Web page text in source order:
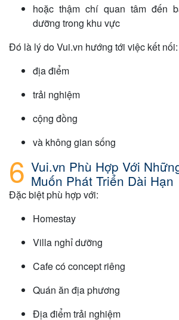
hoặc thậm chí quan tâm đến
dưỡng trong khu vực
Đó là lý do Vui.vn hướng tới việc kết nối:
địa điểm
trải nghiệm
cộng đồng
và không gian sống
Vui.vn Phù Hợp Với
Muốn Phát Triển Dài Hạn
Đặc biệt phù hợp với:
Homestay
Villa nghỉ dưỡng
Cafe có concept riêng
Quán ăn địa phương
Địa điểm trải nghiệm